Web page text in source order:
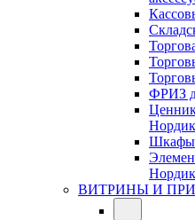
ФРИЗ
Шкафы
ВИТРИНЫ И